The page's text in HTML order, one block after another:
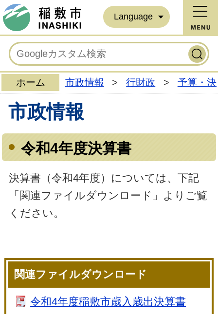
Language
ホーム 市政情報 > 行財政 > 予算・
市政情報
令和4年度決算書
決算書（令和4年度）については、下記
「関連ファイルダウンロード」よりご覧
ください。
関連ファイルダウンロード
令和4年度稲敷市歳入歳出決算書